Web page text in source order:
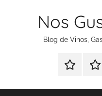
Nos
Blog de Vinos,
Especial
Tonics